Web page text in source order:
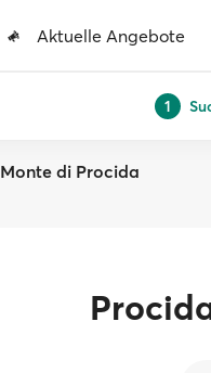
Aktuelle Angebote
1
Monte di Procida